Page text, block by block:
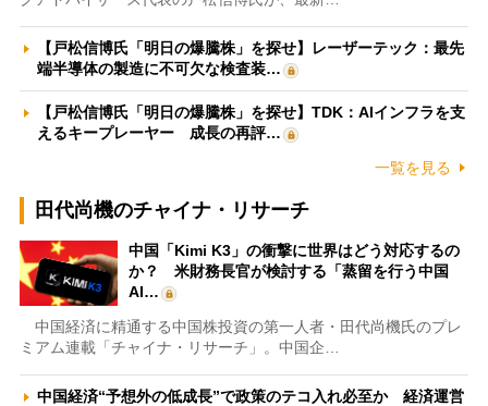
【戸松信博氏「明日の爆騰株」を探せ】レーザーテック：最先
端半導体の製造に不可欠な検査装…
【戸松信博氏「明日の爆騰株」を探せ】TDK：AIインフラを支
えるキープレーヤー 成長の再評…
一覧を見る
田代尚機のチャイナ・リサーチ
中国「Kimi K3」の衝撃に世界はどう対応するの
か？ 米財務長官が検討する「蒸留を行う中国
AI…
中国経済に精通する中国株投資の第一人者・田代尚機氏のプレ
ミアム連載「チャイナ・リサーチ」。中国企…
中国経済“予想外の低成長”で政策のテコ入れ必至か 経済運営